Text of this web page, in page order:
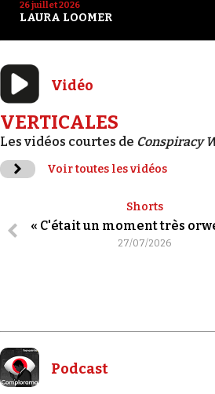
26 juillet 2026
LAURA LOOMER
Vidéo
VERTICALES
Les vidéos courtes de Conspiracy
Voir toutes les vidéos
Shorts
« C'était un moment très
27/07/2026
Podcast